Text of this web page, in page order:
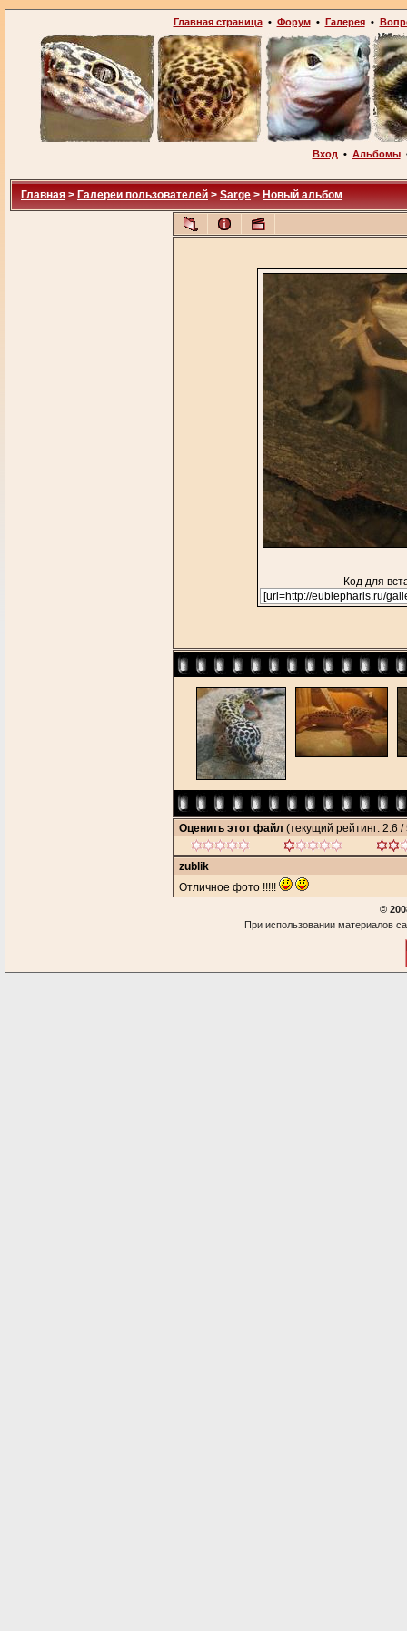
Главная страница• Форум• Галерея•
Вход • Альбомы
Главная > Галереи пользователей > Sarge > Новый альбом
Код для
Оценить этот файл (текущий рейтинг: 2.6 /
zublik
Отличное фото !!!!!
©
При использовании материалов